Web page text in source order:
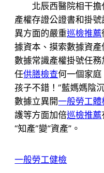
北辰西醫院相干
產權存證公證書和掛
異方面的嚴重巡檢推薦
據資本、摸索數據資
數據常識產權掛號任
任供膳檢查何一個家
孩子不錯！”藍媽媽陰
數據立異開一般勞工體
護等方面加倍巡檢推薦
“知產”變“資產”。
一般勞工健檢